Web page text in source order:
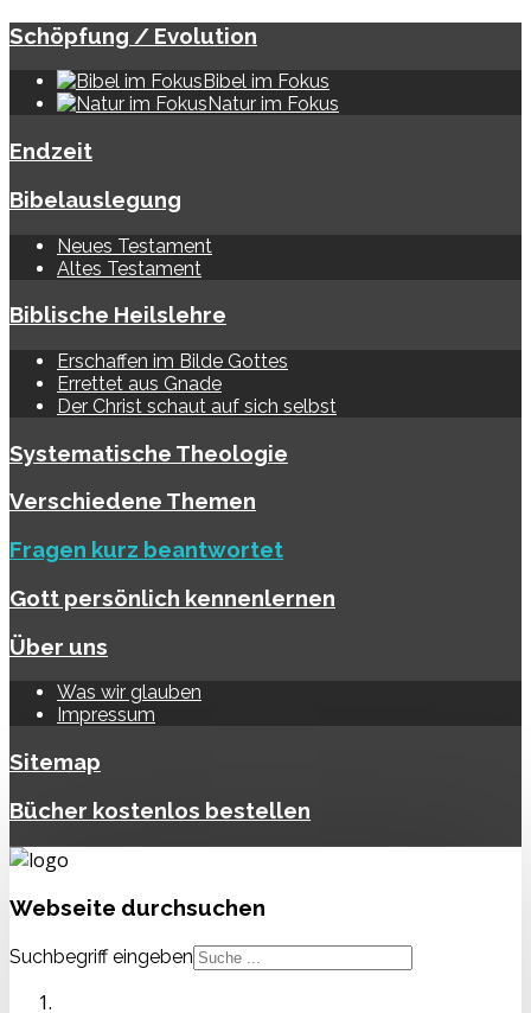
Schöpfung / Evolution
Bibel im Fokus
Natur im Fokus
Endzeit
Bibelauslegung
Neues Testament
Altes Testament
Biblische Heilslehre
Erschaffen im Bilde Gottes
Errettet aus Gnade
Der Christ schaut auf sich selbst
Systematische Theologie
Verschiedene Themen
Fragen kurz beantwortet
Gott persönlich kennenlernen
Über uns
Was wir glauben
Impressum
Sitemap
Bücher kostenlos bestellen
Webseite durchsuchen
Suchbegriff eingeben